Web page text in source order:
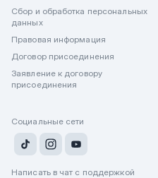
Сбор и обработка персональных
данных
Правовая информация
Договор присоединения
Заявление к договору
присоединения
Социальные сети
Написать в чат с поддержкой